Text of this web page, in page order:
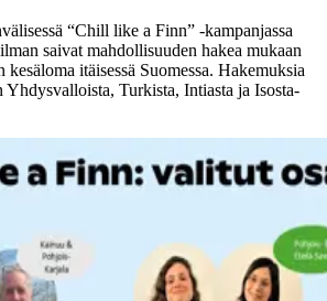
“Chill like a Finn” -kampanjassa
saivat mahdollisuuden hakea mukaan
kesäloma itäisessä Suomessa. Hakemuksia
Turkista, Intiasta ja Isosta-